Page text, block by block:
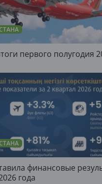
первого полугодия
финансовые
года